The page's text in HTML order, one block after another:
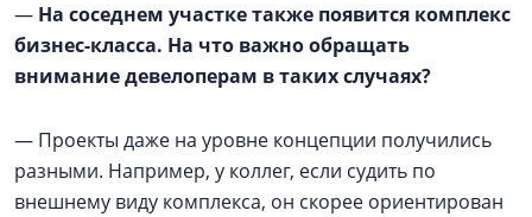
— На соседнем участке также появится комплекс
бизнес-класса. На что важно обращать
внимание девелоперам в таких случаях?
— Проекты даже на уровне концепции получились
разными. Например, у коллег, если судить по
внешнему виду комплекса, он скорее ориентирован